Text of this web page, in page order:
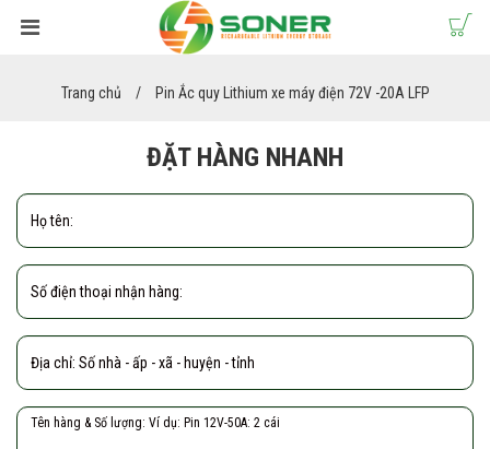
Trang chủ Pin Ắc quy Lithium xe máy điện 72V -20A LFP
ĐẶT HÀNG NHANH